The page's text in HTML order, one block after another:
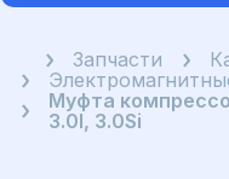
ГлавнаяЗапчасти
Муфта
3.0I, 3.0Si